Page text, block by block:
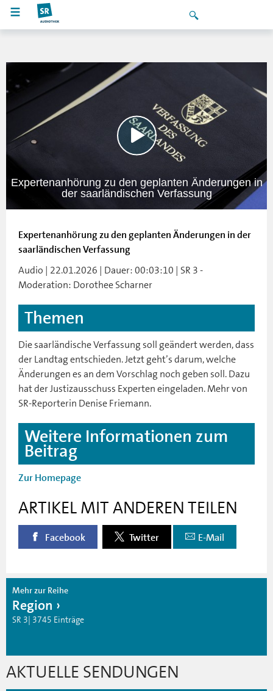
Expertenanhörung zu den geplanten Änderungen in
der saarländischen Verfassung
Expertenanhörung zu den geplanten Änderungen in der
saarländischen Verfassung
Audio | 22.01.2026 | Dauer: 00:03:10 | SR 3 -
Moderation: Dorothee Scharner
Themen
Die saarländische Verfassung soll geändert werden, dass
der Landtag entschieden. Jetzt geht’s darum, welche
Änderungen es an dem Vorschlag noch geben soll. Dazu
hat der Justizausschuss Experten eingeladen. Mehr von
SR-Reporterin Denise Friemann.
Weitere Informationen zum
Beitrag
Zur Homepage
ARTIKEL MIT ANDEREN TEILEN
Facebook Twitter E-Mail
Mehr zur Reihe
Region
SR 3| 3745 Einträge
AKTUELLE SENDUNGEN